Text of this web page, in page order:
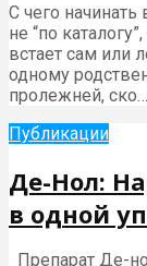
С чего
не “по
встает сам или
одному
пролежней, ско…
Публикации
Де-Нол:
в одной
Препарат Де-